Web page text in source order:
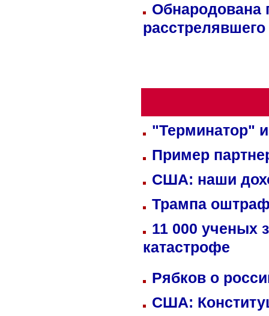
Обнародована
"Терминатор"
Пример
США: наши
Трампа
11 000 ученых
катастрофе
Рябков о
США: